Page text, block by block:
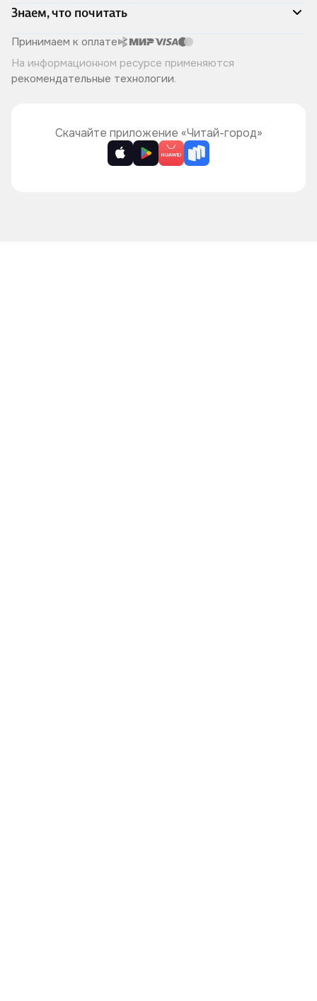
Доставка и оплата
Программа лояльности
Подарочные сертификаты
Правила продажи
Политика конфиденциальности
Адреса магазинов
Книжный Дозор
О компании
Читай-город для бизнеса
Хотите у нас работать?
Знаем, что почитать
Скоро в продаже
Лучшие из лучших
Читай-журнал
Принимаем к оплате
На информационном ресурсе применяются
рекомендательные технологии.
Скачайте приложение «Читай-город»